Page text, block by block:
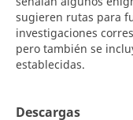
sugieren rutas para
investigaciones
pero también se
establecidas.
Descargas